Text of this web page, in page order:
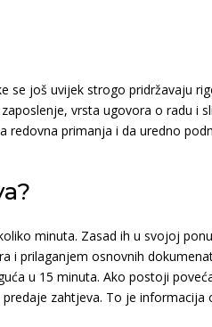
se još uvijek strogo pridržavaju
vrsta ugovora o radu i
redovna primanja i da uredno
minuta. Zasad ih u svojoj
prilaganjem osnovnih
u 15 minuta. Ako postoji
zahtjeva. To je informacija